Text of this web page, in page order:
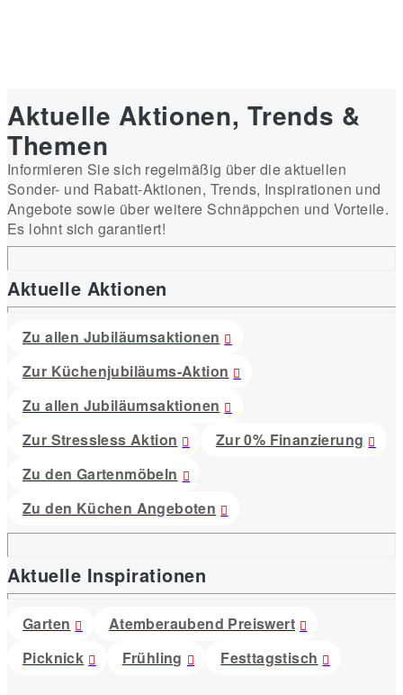
Aktuelle Aktionen, Trends &
Themen
Informieren Sie sich regelmäßig über die aktuellen
Sonder- und Rabatt-Aktionen, Trends, Inspirationen und
Angebote sowie über weitere Schnäppchen und Vorteile.
Es lohnt sich garantiert!
Aktuelle Aktionen
Zu allen Jubiläumsaktionen
Zur Küchenjubiläums-Aktion
Zu allen Jubiläumsaktionen
Zur Stressless Aktion
Zur 0% Finanzierung
Zu den Gartenmöbeln
Zu den Küchen Angeboten
Aktuelle Inspirationen
Garten
Atemberaubend Preiswert
Picknick
Frühling Festtagstisch